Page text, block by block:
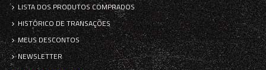
LISTA DOS PRODUTOS COMPRADOS
HISTÓRICO DE TRANSAÇÕES
MEUS DESCONTOS
NEWSLETTER